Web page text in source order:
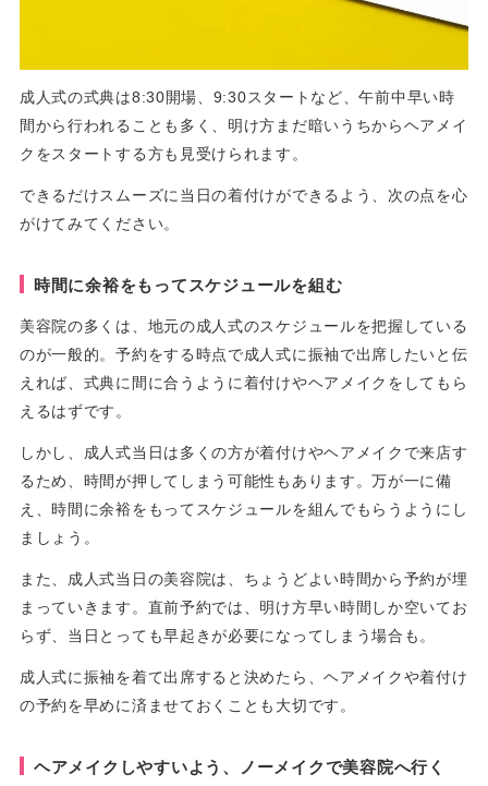
成人式の式典は8:30開場、9:30スタートなど、午前中早い時
間から行われることも多く、明け方まだ暗いうちからヘアメイ
クをスタートする方も見受けられます。
できるだけスムーズに当日の着付けができるよう、次の点を心
がけてみてください。
時間に余裕をもってスケジュールを組む
美容院の多くは、地元の成人式のスケジュールを把握している
のが一般的。予約をする時点で成人式に振袖で出席したいと伝
えれば、式典に間に合うように着付けやヘアメイクをしてもら
えるはずです。
しかし、成人式当日は多くの方が着付けやヘアメイクで来店す
るため、時間が押してしまう可能性もあります。万が一に備
え、時間に余裕をもってスケジュールを組んでもらうようにし
ましょう。
また、成人式当日の美容院は、ちょうどよい時間から予約が埋
まっていきます。直前予約では、明け方早い時間しか空いてお
らず、当日とっても早起きが必要になってしまう場合も。
成人式に振袖を着て出席すると決めたら、ヘアメイクや着付け
の予約を早めに済ませておくことも大切です。
ヘアメイクしやすいよう、ノーメイクで美容院へ行く